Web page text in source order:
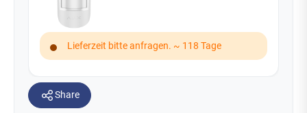
Lieferzeit bitte anfragen. ~ 118 Tage
Share